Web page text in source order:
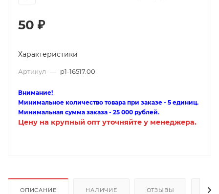
50 ₽
Характеристики
Артикул — p1-16517.00
Внимание!
Минимальное количество товара при заказе - 5 единиц.
Минимальная сумма заказа - 25 000 рублей.
Цену на крупный опт уточняйте у менеджера.
ОПИСАНИЕ НАЛИЧИЕ ОТЗЫВЫ